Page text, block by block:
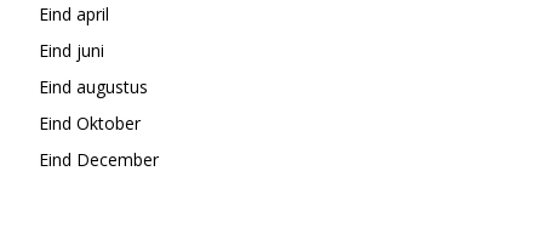
Eind april
Eind juni
Eind augustus
Eind Oktober
Eind December